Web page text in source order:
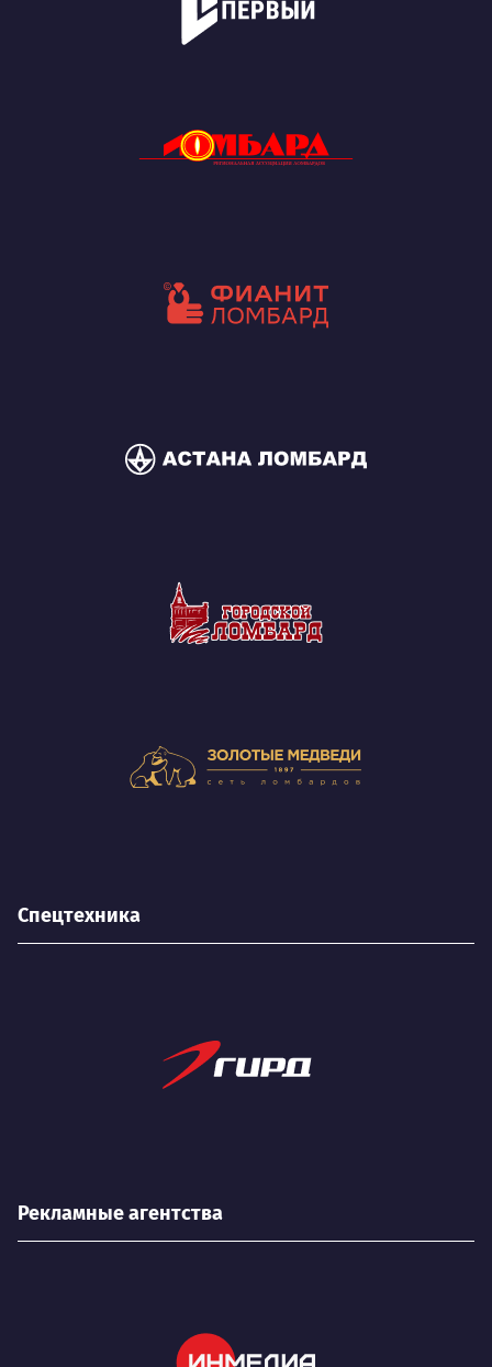
Спецтехника
Рекламные агентства